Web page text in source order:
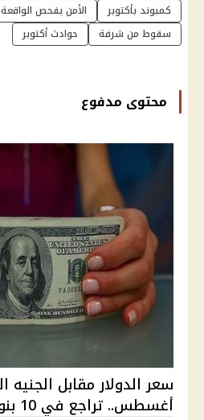
كمبوند بأكتوبر
الأمن يفحص الواقعة
سقوط من شرفة
حوادث أكتوبر
محتوى مدفوع
أغسطس.. تراجع في 10 بنوك وارت...